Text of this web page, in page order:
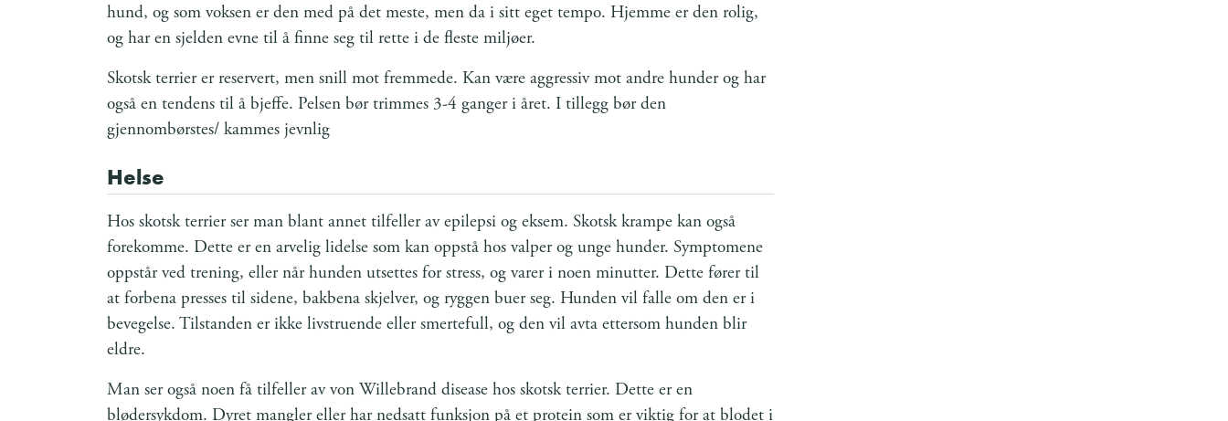
hund, og som voksen er den med på det meste, men da i sitt eget tempo. Hjemme er den rolig,
og har en sjelden evne til å finne seg til rette i de fleste miljøer.
Skotsk terrier er reservert, men snill mot fremmede. Kan være aggressiv mot andre hunder og har
også en tendens til å bjeffe. Pelsen bør trimmes 3-4 ganger i året. I tillegg bør den
gjennombørstes/ kammes jevnlig
Helse
Hos skotsk terrier ser man blant annet tilfeller av epilepsi og eksem. Skotsk krampe kan også
forekomme. Dette er en arvelig lidelse som kan oppstå hos valper og unge hunder. Symptomene
oppstår ved trening, eller når hunden utsettes for stress, og varer i noen minutter. Dette fører til
at forbena presses til sidene, bakbena skjelver, og ryggen buer seg. Hunden vil falle om den er i
bevegelse. Tilstanden er ikke livstruende eller smertefull, og den vil avta ettersom hunden blir
eldre.
Man ser også noen få tilfeller av von Willebrand disease hos skotsk terrier. Dette er en
blødersykdom. Dyret mangler eller har nedsatt funksjon på et protein som er viktig for at blodet i